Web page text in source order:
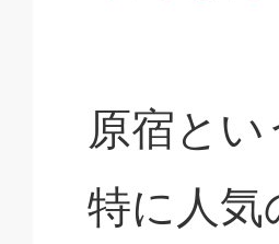
原宿と
特に人気